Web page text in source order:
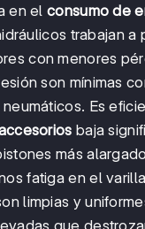
en el consumo de
trabajan a
con menores
son mínimas
Es
baja
más
fatiga en el
limpias y
que